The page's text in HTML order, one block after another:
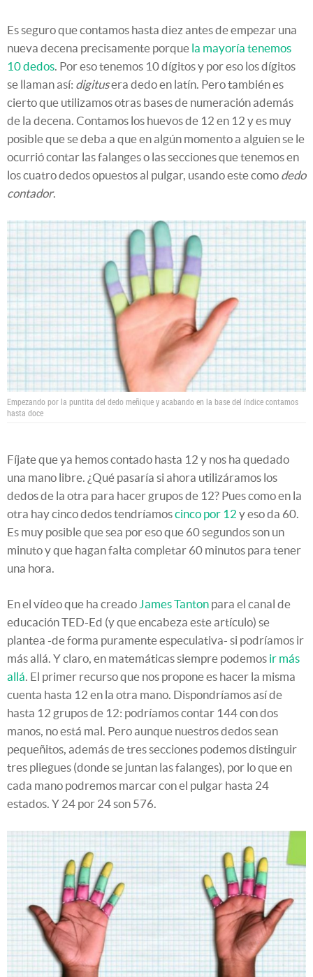
Es seguro que contamos hasta diez antes de empezar una
nueva decena precisamente porque la mayoría tenemos
10 dedos. Por eso tenemos 10 dígitos y por eso los dígitos
se llaman así: digitusera dedo en latín. Pero también es
cierto que utilizamos otras bases de numeración además
de la decena. Contamos los huevos de 12 en 12 y es muy
posible que se deba a que en algún momento a alguien se le
ocurrió contar las falanges o las secciones que tenemos en
los cuatro dedos opuestos al pulgar, usando este como dedo
contador.
Empezando por la puntita del dedo meñique y acabando en la base del índice contamos
hasta doce
Fíjate que ya hemos contado hasta 12 y nos ha quedado
una mano libre. ¿Qué pasaría si ahora utilizáramos los
dedos de la otra para hacer grupos de 12? Pues como en la
otra hay cinco dedos tendríamoscinco por 12 y eso da 60.
Es muy posible que sea por eso que 60 segundos son un
minuto y que hagan falta completar 60 minutos para tener
una hora.
En el vídeo que ha creado James Tanton para el canal de
educación TED-Ed (y que encabeza este artículo) se
plantea -de forma puramente especulativa- si podríamos ir
más allá. Y claro, en matemáticas siempre podemos ir más
allá. El primer recurso que nos propone es hacer la misma
cuenta hasta 12 en la otra mano. Dispondríamos así de
hasta 12 grupos de 12: podríamos contar 144 con dos
manos, no está mal. Pero aunque nuestros dedos sean
pequeñitos, además de tres secciones podemos distinguir
tres pliegues (donde se juntan las falanges), por lo que en
cada mano podremos marcar con el pulgar hasta 24
estados. Y 24 por 24 son 576.